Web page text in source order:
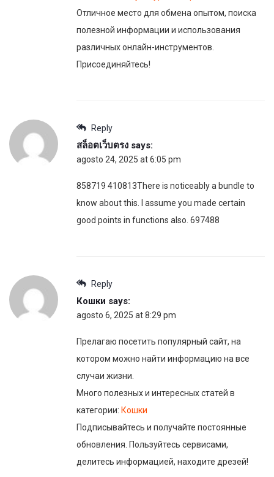
Отличное место для обмена опытом, поиска
полезной информации и использования
различных онлайн-инструментов.
Присоединяйтесь!
Reply
สล็อตเว็บตรง says:
agosto 24, 2025 at 6:05 pm
858719 410813There is noticeably a bundle to
know about this. I assume you made certain
good points in functions also. 697488
Reply
Кошки says:
agosto 6, 2025 at 8:29 pm
Прелагаю посетить популярный сайт, на
котором можно найти информацию на все
случаи жизни.
Много полезных и интересных статей в
категории: Кошки
Подписывайтесь и получайте постоянные
обновления. Пользуйтесь сервисами,
делитесь информацией, находите дрeзей!